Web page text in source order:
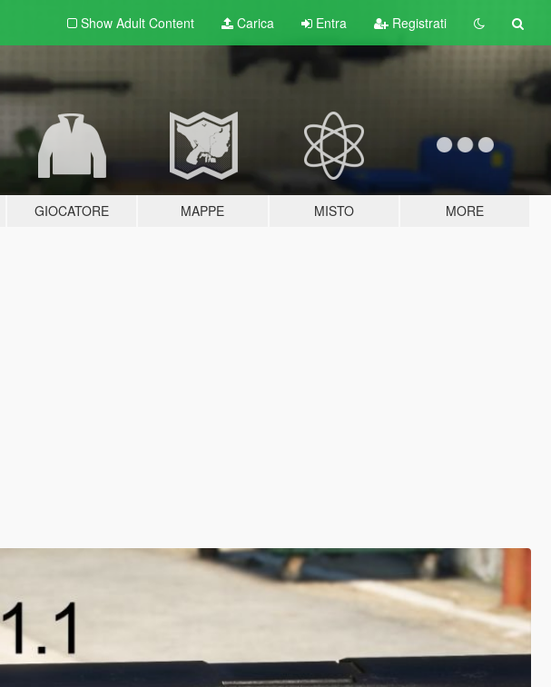
Show Adult Content Carica Entra Registrati
GIOCATORE MAPPE MISTO MORE